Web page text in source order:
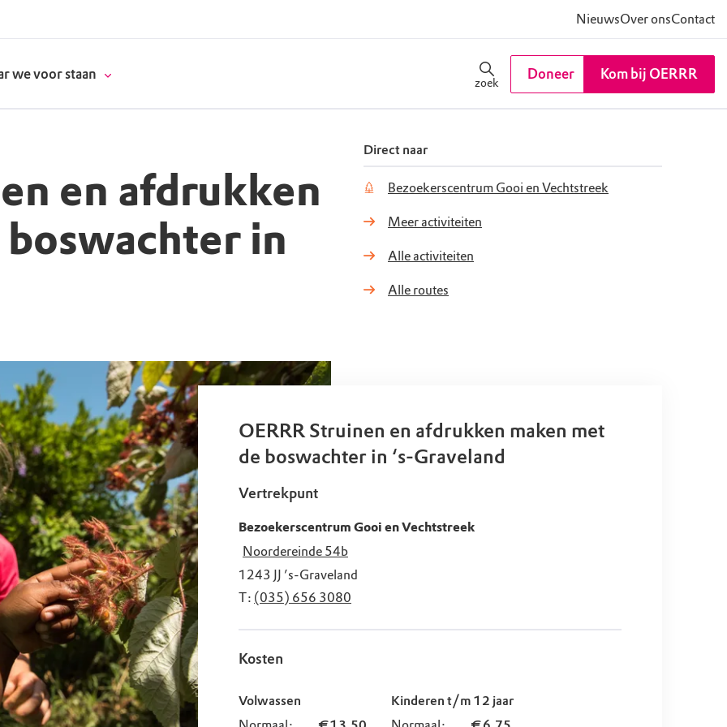
NieuwsOver onsContact
we voor staan
zoek
Doneer Kom bij OERRR
en afdrukken
in
Direct naar
Bezoekerscentrum Gooi en Vechtstreek
Meer activiteiten
Alle activiteiten
Alle routes
OERRR Struinen en afdrukken maken met
de boswachter in ‘s-Graveland
Vertrekpunt
Bezoekerscentrum Gooi en Vechtstreek
Noordereinde 54b
1243 JJ ’s-Graveland
T: (035) 656 3080
Kosten
Volwassen
Kinderen t/m 12 jaar